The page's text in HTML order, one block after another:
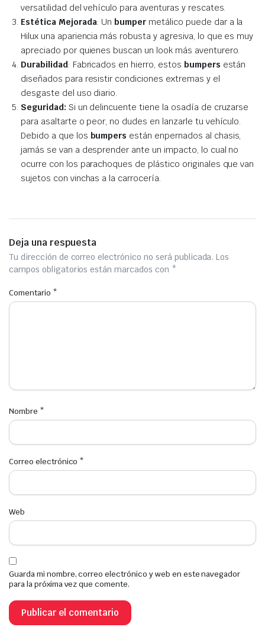
versatilidad del vehículo para aventuras y rescates.
Estética Mejorada: Unbumper metálico puede dar a la
Hilux una apariencia más robusta y agresiva, lo que es muy
apreciado por quienes buscan un look más aventurero.
Durabilidad: Fabricados en hierro, estos bumpers están
diseñados para resistir condiciones extremas y el
desgaste del uso diario.
Seguridad: Si un delincuente tiene la osadía de cruzarse
para asaltarte o peor, no dudes en lanzarle tu vehículo.
Debido a que los bumpers están enpernados al chasis,
jamás se van a desprender ante un impacto, lo cual no
ocurre con los parachoques de plástico originales que van
sujetos con vinchas a la carrocería.
Deja una respuesta
Tu dirección de correo electrónico no será publicada. Los
campos obligatorios están marcados con *
Comentario *
Nombre *
Correo electrónico *
Web
Guarda mi nombre, correo electrónico y web en este navegador
para la próxima vez que comente.